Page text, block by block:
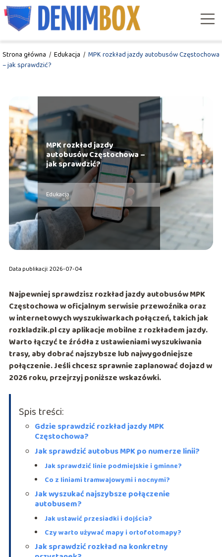
Strona główna / Edukacja / MPK rozkład jazdy autobusów Częstochowa
– jak sprawdzić?
MPK rozkład jazdy
autobusów Częstochowa –
jak sprawdzić?
Edukacja
Data publikacji: 2026-07-04
Najpewniej sprawdzisz rozkład jazdy autobusów MPK
Częstochowaw oficjalnym serwisie przewoźnika oraz
w internetowych wyszukiwarkach połączeń, takich jak
rozkladzik.plczy aplikacje mobilne z rozkładem jazdy.
Warto łączyć te źródła z ustawieniami wyszukiwania
trasy, aby dobrać najszybsze lub najwygodniejsze
połączenie. Jeśli chcesz sprawnie zaplanować dojazd w
2026 roku, przejrzyj poniższe wskazówki.
Spis treści:
Gdzie sprawdzić rozkład jazdy MPK
Częstochowa?
Jak sprawdzić autobus MPK po numerze linii?
Jak sprawdzić linie podmiejskie i gminne?
Co z liniami tramwajowymi i nocnymi?
Jak wyszukać najszybsze połączenie
autobusem?
Jak ustawić przesiadki i dojścia?
Czy warto używać mapy i ortofotomapy?
Jak sprawdzić rozkład na konkretny